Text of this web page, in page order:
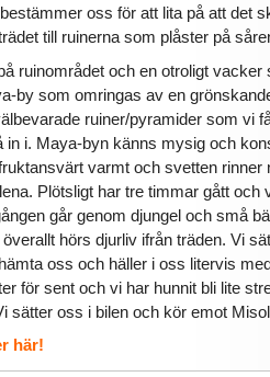
oss för att lita på att det
till ruinerna som plåster på
ruinområdet och en otroligt
by som omringas av en
ruiner/pyramider som vi
in i. Maya-byn känns mysig och
varmt och svetten rinner
Plötsligt har tre timmar gått och
går genom djungel och små
hörs djurliv ifrån träden. Vi
oss och häller i oss litervis
för sent och vi har hunnit bli lite
sätter oss i bilen och kör emot
här!